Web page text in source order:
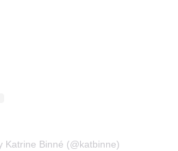
Katrine Binné (@katbinne)